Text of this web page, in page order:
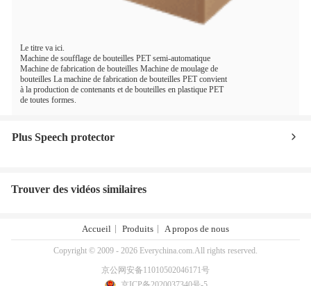
Le titre va ici.
Machine de soufflage de bouteilles PET semi-automatique
Machine de fabrication de bouteilles Machine de moulage de
bouteilles La machine de fabrication de bouteilles PET convient
à la production de contenants et de bouteilles en plastique PET
de toutes formes.
Plus Speech protector
Trouver des vidéos similaires
Accueil Produits A propos de nous
Copyright © 2009 - 2026 Everychina.com.All rights reserved.
京公网安备11010502046171号